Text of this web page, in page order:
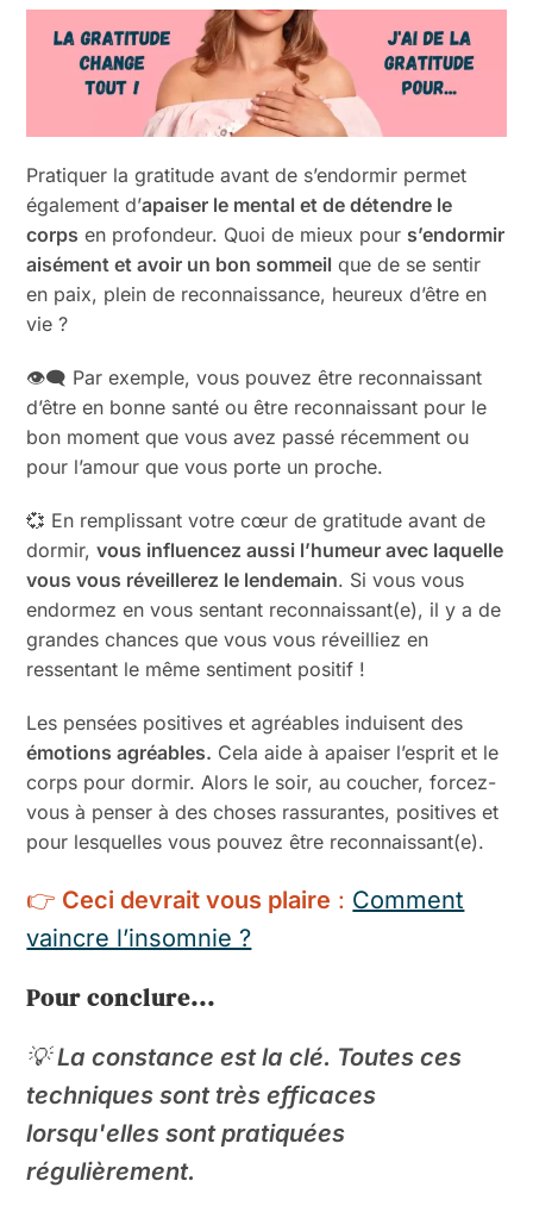
Pratiquer la gratitude avant de s’endormir permet
également d’apaiser le mental et de détendre le
corps en profondeur. Quoi de mieux pour s’endormir
aisément et avoir un bon sommeil que de se sentir
en paix, plein de reconnaissance, heureux d’être en
vie ?
👁️‍🗨️ Par exemple, vous pouvez être reconnaissant
d’être en bonne santé ou être reconnaissant pour le
bon moment que vous avez passé récemment ou
pour l’amour que vous porte un proche.
💞 En remplissant votre cœur de gratitude avant de
dormir,vous influencez aussi l’humeur avec laquelle
vous vous réveillerez le lendemain. Si vous vous
endormez en vous sentant reconnaissant(e), il y a de
grandes chances que vous vous réveilliez en
ressentant le même sentiment positif !
Les pensées positives et agréables induisent des
émotions agréables. Cela aide à apaiser l’esprit et le
corps pour dormir. Alors le soir, au coucher, forcez-
vous à penser à des choses rassurantes, positives et
pour lesquelles vous pouvez être reconnaissant(e).
👉 Ceci devrait vous plaire : Comment
vaincre l’insomnie ?
Pour conclure...
💡La constance est la clé. Toutes ces
techniques sont très efficaces
lorsqu'elles sont pratiquées
régulièrement.